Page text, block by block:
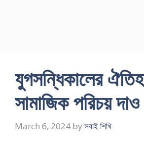
যুগসন্ধিকালের
সামাজিক পরিচয়
March 6, 2024 by সবাই শিখি